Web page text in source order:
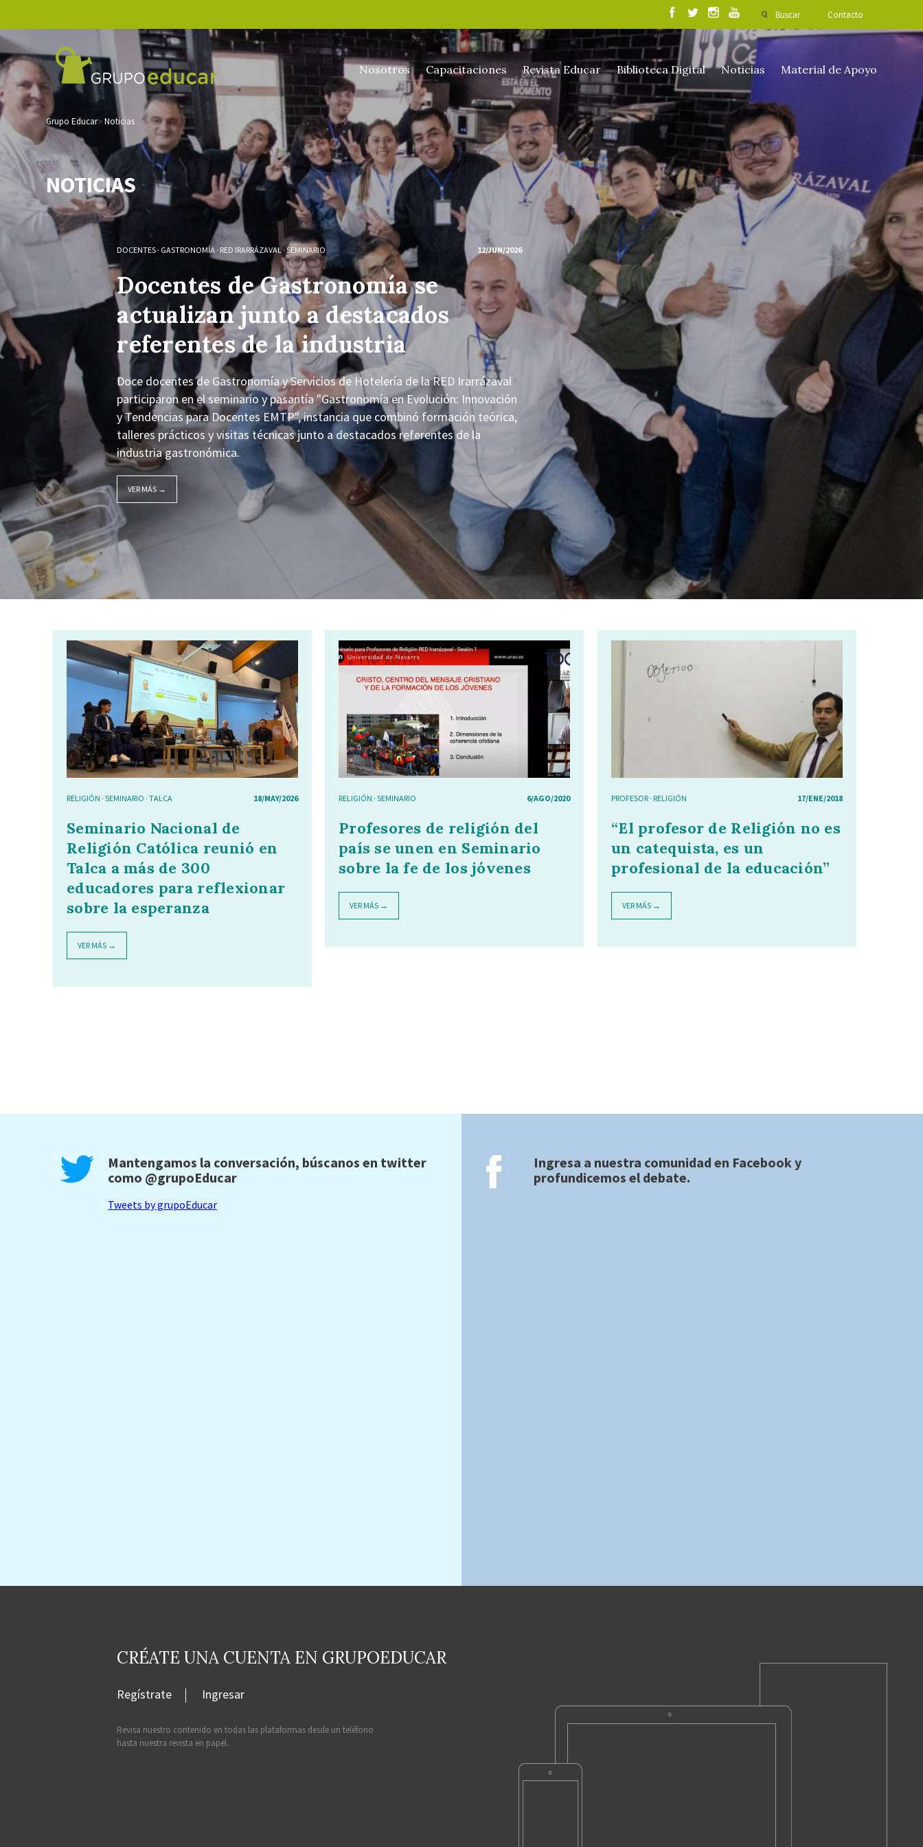
Buscar Contacto
Nosotros Capacitaciones Revista Educar Biblioteca Digital Noticias Material de Apoyo
Grupo Educar Noticias
NOTICIAS
DOCENTES · GASTRONOMÍA ·RED IRARRÁZAVAL·SEMINARIO 12/JUN/2026
Docentes de Gastronomía se
actualizan junto a destacados
referentes de la industria
Doce docentes de Gastronomía y Servicios de Hotelería de la RED Irarrázaval
participaron en el seminario y pasantía "Gastronomía en Evolución: Innovación
y Tendencias para Docentes EMTP", instancia que combinó formación teórica,
talleres prácticos y visitas técnicas junto a destacados referentes de la
industria gastronómica.
VER MÁS →
RELIGIÓN · SEMINARIO · TALCA 18/MAY/2026
Seminario Nacional de
Religión Católica reunió en
Talca a más de 300
educadores para reflexionar
sobre la esperanza
VER MÁS →
RELIGIÓN · SEMINARIO 6/AGO/2020
Profesores de religión del
país se unen en Seminario
sobre la fe de los jóvenes
VER MÁS →
PROFESOR · RELIGIÓN 17/ENE/2018
“El profesor de Religión no es
un catequista, es un
profesional de la educación”
VER MÁS →
Mantengamos la conversación, búscanos en twitter
como @grupoEducar
Tweets by grupoEducar
Ingresa a nuestra comunidad en Facebooky
profundicemos el debate.
CRÉATE UNA CUENTA EN GRUPOEDUCAR
Regístrate Ingresar
Revisa nuestro contenido en todas las plataformas desde un teléfono
hasta nuestra revista en papel.